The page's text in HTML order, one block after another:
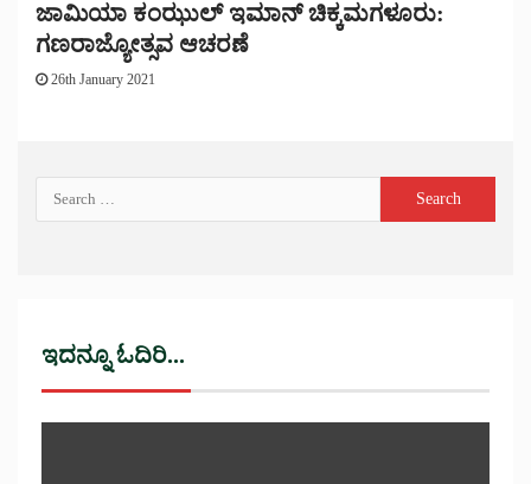
ಜಾಮಿಯಾ ಕಂಝುಲ್ ಇಮಾನ್ ಚಿಕ್ಕಮಗಳೂರು:
ಗಣರಾಜ್ಯೋತ್ಸವ ಆಚರಣೆ
26th January 2021
ಇದನ್ನೂ ಓದಿರಿ...